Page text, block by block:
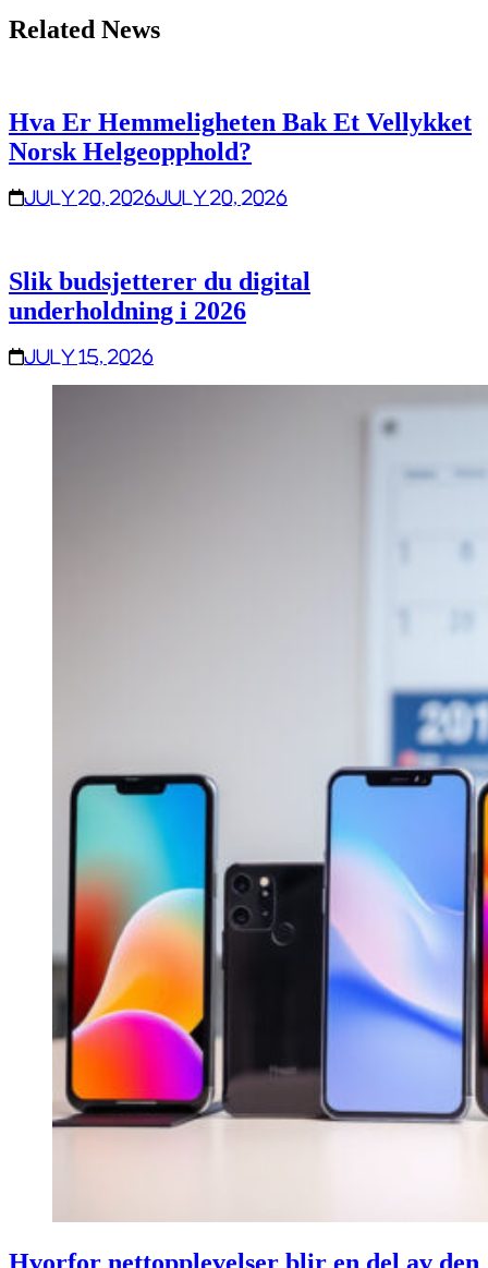
Related News
Hva Er Hemmeligheten Bak Et Vellykket
Norsk Helgeopphold?
July 20, 2026July 20, 2026
Slik budsjetterer du digital
underholdning i 2026
July 15, 2026
Hvorfor nettopplevelser blir en del av den